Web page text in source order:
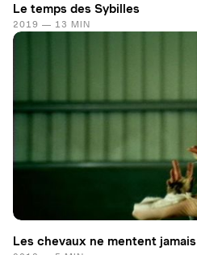
Le temps des Sybilles
2019 — 13 MIN
Les chevaux ne mentent jamais